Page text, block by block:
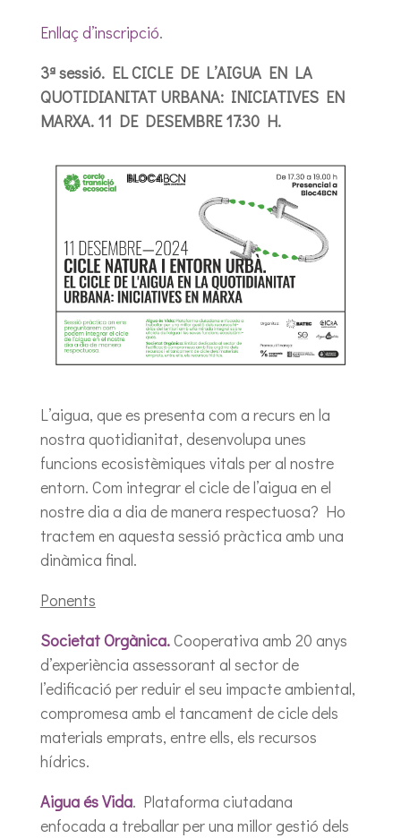
Enllaç d’inscripció.
3ª sessió. EL CICLE DE L’AIGUA EN LA
QUOTIDIANITAT URBANA: INICIATIVES EN
MARXA. 11 DE DESEMBRE 17:30 H.
L’aigua, que es presenta com a recurs en la
nostra quotidianitat, desenvolupa unes
funcions ecosistèmiques vitals per al nostre
entorn. Com integrar el cicle de l’aigua en el
nostre dia a dia de manera respectuosa? Ho
tractem en aquesta sessió pràctica amb una
dinàmica final.
Ponents
Societat Orgànica.Cooperativa amb 20 anys
d’experiència assessorant al sector de
l’edificació per reduir el seu impacte ambiental,
compromesa amb el tancament de cicle dels
materials emprats, entre ells, els recursos
hídrics.
Aigua és Vida. Plataforma ciutadana
enfocada a treballar per una millor gestió dels